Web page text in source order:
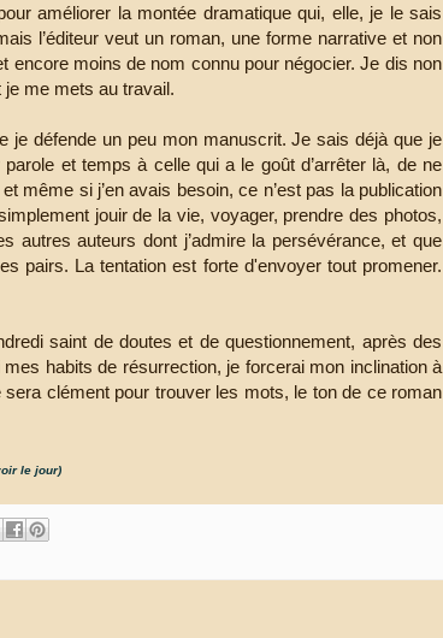
améliorer la montée dramatique qui, elle, je le sais
l’éditeur veut un roman, une forme narrative et non
encore moins de nom connu pour négocier. Je dis non
me mets au travail.
je défende un peu mon manuscrit. Je sais déjà que je
et temps à celle qui a le goût d’arrêter là, de ne
même si j’en avais besoin, ce n’est pas la publication
jouir de la vie, voyager, prendre des photos,
autres auteurs dont j’admire la persévérance, et que
pairs. La tentation est forte d'envoyer tout promener.
saint de doutes et de questionnement, après des
habits de résurrection, je forcerai mon inclination à
clément pour trouver les mots, le ton de ce roman
le jour)